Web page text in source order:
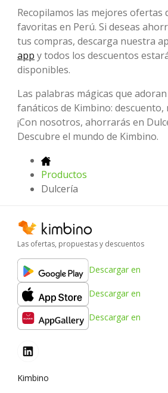
Recopilamos las mejores ofertas
favoritas en Perú. Si deseas
tus compras, descarga nuestra
app y todos los descuentos
disponibles.
Las palabras mágicas que
fanáticos de Kimbino:
¡Con nosotros, ahorrarás en
Descubre el mundo de Kimbino.
Productos
Dulcería
Las ofertas, propuestas y descuentos
Descargar en
Descargar en
Descargar en
Kimbino